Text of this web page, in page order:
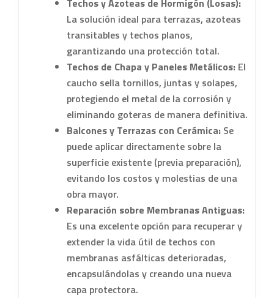
Techos y Azoteas de Hormigón (Losas):
La solución ideal para terrazas, azoteas
transitables y techos planos,
garantizando una protección total.
Techos de Chapa y Paneles Metálicos: El
caucho sella tornillos, juntas y solapes,
protegiendo el metal de la corrosión y
eliminando goteras de manera definitiva.
Balcones y Terrazas con Cerámica: Se
puede aplicar directamente sobre la
superficie existente (previa preparación),
evitando los costos y molestias de una
obra mayor.
Reparación sobre Membranas Antiguas:
Es una excelente opción para recuperar y
extender la vida útil de techos con
membranas asfálticas deterioradas,
encapsulándolas y creando una nueva
capa protectora.